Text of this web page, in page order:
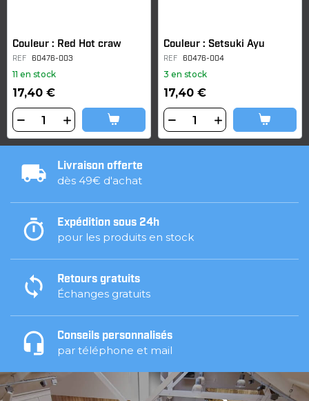
Couleur : Red Hot craw
REF 60476-003
11 en stock
17,40 €
Couleur : Setsuki Ayu
REF 60476-004
3 en stock
17,40 €
Livraison offerte
dès 49€ d'achat
Expédition sous 24h
pour les produits en stock
Retours gratuits
Échanges gratuits
Conseils personnalisés
par téléphone et mail